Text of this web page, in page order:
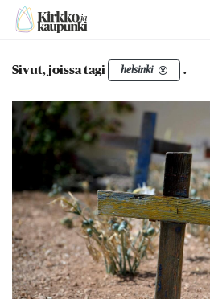
Sivut, joissa tagi helsinki .